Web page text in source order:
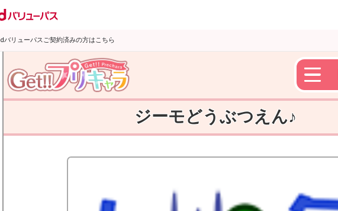
dバリューパスご契約済みの方はこちら
Get!!プリキャラTOP
ジーモどうぶつえん♪